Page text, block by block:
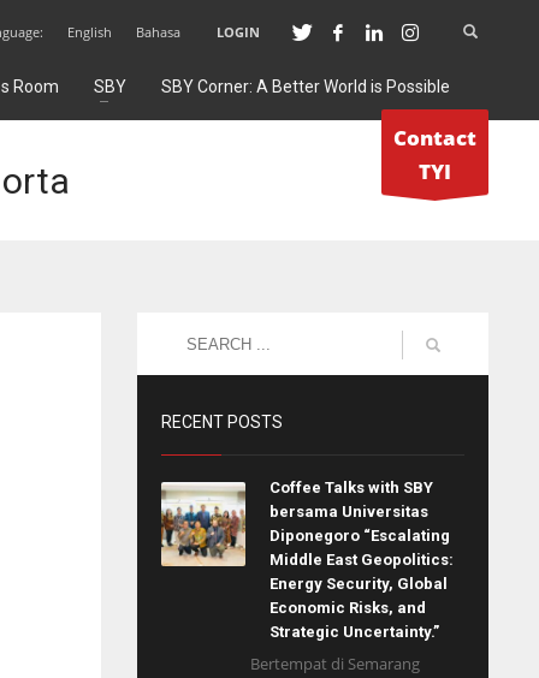
English Bahasa LOGIN
Room SBY SBY Corner: A Better World is Possible
Contact
TYI
RECENT POSTS
Coffee Talks with SBY
bersama Universitas
Diponegoro “Escalating
Middle East Geopolitics:
Energy Security, Global
Economic Risks, and
Strategic Uncertainty.”
Bertempat di Semarang